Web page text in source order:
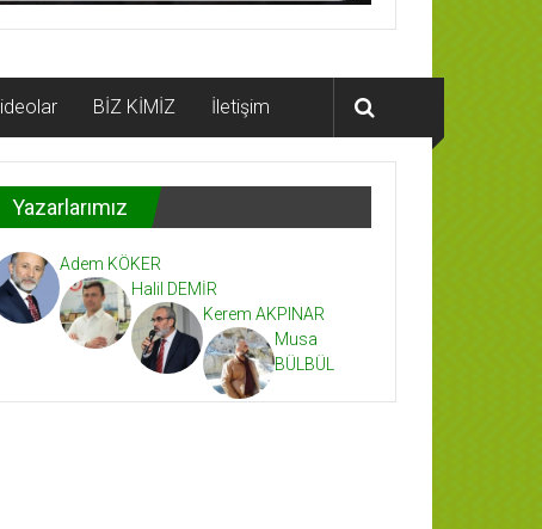
BİZ KİMİZ İletişim
Yazarlarımız
Adem KÖKER
Halil DEMİR
Kerem AKPINAR
Musa
BÜLBÜL